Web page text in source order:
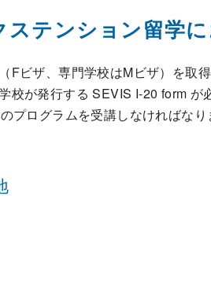
テンション留学
Fビザ、専門学校はMビザ）を取
校が発行する SEVIS I-20 form が
プログラムを受講しなければなり